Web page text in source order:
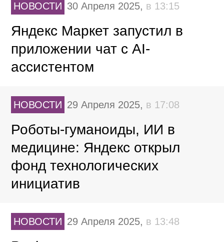
НОВОСТИ 30 Апреля 2025, в 13:15
Яндекс Маркет запустил в
приложении чат с AI-
ассистентом
НОВОСТИ 29 Апреля 2025, в 17:08
Роботы-гуманоиды, ИИ в
медицине: Яндекс открыл
фонд технологических
инициатив
НОВОСТИ 29 Апреля 2025, в 13:48